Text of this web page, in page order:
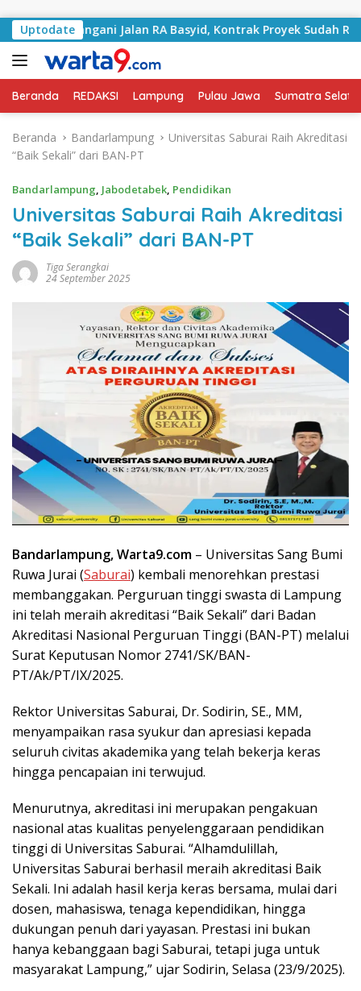
Uptodate
Tangani Jalan RA Basyid, Kontrak Proyek Sudah Rampung
Beranda REDAKSI Lampung Pulau Jawa Sumatra
Beranda Bandarlampung
Universitas Saburai Raih Akreditasi
“Baik Sekali” dari BAN-PT
Bandarlampung, Jabodetabek, Pendidikan
Universitas Saburai Raih Akreditasi
“Baik Sekali” dari BAN-PT
Tiga Serangkai
24 September 2025
Bandarlampung, Warta9.com – Universitas Sang Bumi
Ruwa Jurai (Saburai) kembali menorehkan prestasi
membanggakan. Perguruan tinggi swasta di Lampung
ini telah meraih akreditasi “Baik Sekali” dari Badan
Akreditasi Nasional Perguruan Tinggi (BAN-PT) melalui
Surat Keputusan Nomor 2741/SK/BAN-
PT/Ak/PT/IX/2025.
Rektor Universitas Saburai, Dr. Sodirin, SE., MM,
menyampaikan rasa syukur dan apresiasi kepada
seluruh civitas akademika yang telah bekerja keras
hingga pencapaian ini terwujud.
Menurutnya, akreditasi ini merupakan pengakuan
nasional atas kualitas penyelenggaraan pendidikan
tinggi di Universitas Saburai. “Alhamdulillah,
Universitas Saburai berhasil meraih akreditasi Baik
Sekali. Ini adalah hasil kerja keras bersama, mulai dari
dosen, mahasiswa, tenaga kependidikan, hingga
dukungan penuh dari yayasan. Prestasi ini bukan
hanya kebanggaan bagi Saburai, tetapi juga untuk
masyarakat Lampung,” ujar Sodirin, Selasa (23/9/2025).